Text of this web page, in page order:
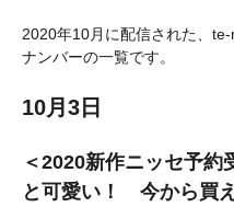
2020年10月に配信された、
ナンバーの一覧です。
10月3日
＜2020新作ニッセ予約
と可愛い！ 今から買